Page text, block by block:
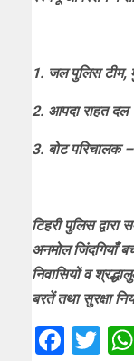
1. जल पुलिस टीम,
2. आपदा राहत दल
3. बोट परिचालक
टिहरी पुलिस
अनमोल जिंदगियाँ
निवासियों व
बरतें तथा सुरक्षा